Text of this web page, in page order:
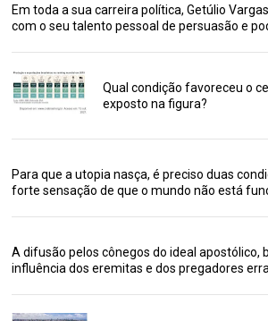
Em toda a sua carreira política, Getúlio
com o seu talento pessoal de persuasão e
Qual condição favoreceu o
exposto na figura?
Para que a utopia nasça, é preciso duas
forte sensação de que o mundo não está
A difusão pelos cônegos do ideal apostólico,
influência dos eremitas e dos pregadores